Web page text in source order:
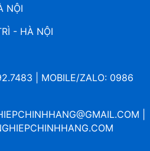
NỘI
- HÀ NỘI
| MOBILE/ZALO: 0986